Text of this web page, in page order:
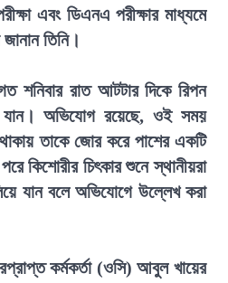
এবং ডিএনএ পরীক্ষার মাধ্যমে
তিনি।
শনিবার রাত আটটার দিকে রিপন
যান। অভিযোগ রয়েছে, ওই সময়
তাকে জোর করে পাশের একটি
কিশোরীর চিৎকার শুনে স্থানীয়রা
যান বলে অভিযোগে উল্লেখ করা
কর্মকর্তা (ওসি) আবুল খায়ের